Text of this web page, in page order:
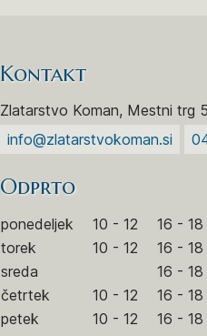
Kontakt
Zlatarstvo Koman, Mestni trg
info@zlatarstvokoman.si
Odprto
ponedeljek 10 - 12
16 - 18
torek
10 - 12
16 - 18
sreda
16 - 18
četrtek
10 - 12
16 - 18
petek
10 - 12 16 - 18